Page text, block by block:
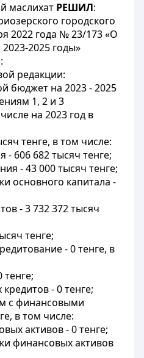
маслихат РЕШИЛ:
городского
2022 года № 23/173 «О
2025 годы»
редакции:
бюджет на 2023 - 2025
1, 2 и 3
на 2023 год в
тенге, в том числе:
- 606 682 тысяч тенге;
- 43 000 тысяч тенге;
основного капитала -
- 3 732 372 тысяч
тенге;
- 0 тенге, в
- 0 тенге;
с финансовыми
в том числе:
активов - 0 тенге;
финансовых активов